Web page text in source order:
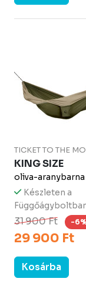
TICKET TO THE
KING SIZE
oliva-aranybarna
Készleten a
31 900 Ft -
29 900 Ft
Kosárba